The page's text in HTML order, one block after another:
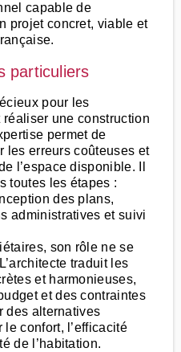
capable de
projet concret, viable et
particuliers
pour les
une construction
permet de
les erreurs coûteuses et
l’espace disponible. Il
toutes les étapes :
des plans,
administratives et suivi
son rôle ne se
traduit les
et harmonieuses,
et des contraintes
des alternatives
confort, l’efficacité
de l’habitation.